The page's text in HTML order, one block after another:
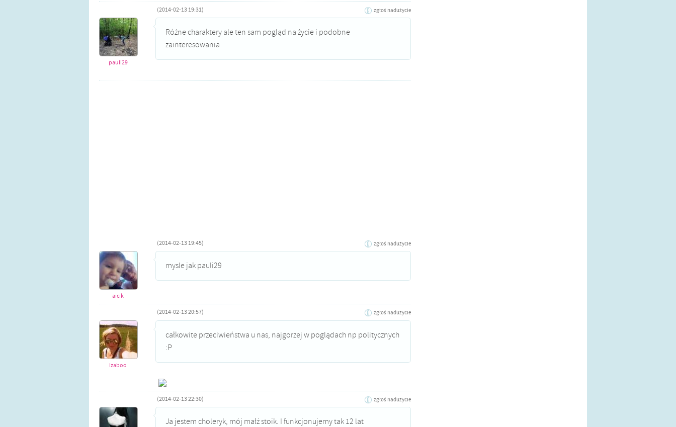
(2014-02-13 19:31) zgłoś nadużycie
pauli29
Różne charaktery ale ten sam pogląd na życie i podobne
zainteresowania
(2014-02-13 19:45) zgłoś nadużycie
aicik
mysle jak pauli29
(2014-02-13 20:57) zgłoś nadużycie
izaboo
całkowite przeciwieństwa u nas, najgorzej w poglądach np politycznych
:P
(2014-02-13 22:30) zgłoś nadużycie
Ja jestem choleryk, mój małż stoik. I funkcjonujemy tak 12 lat